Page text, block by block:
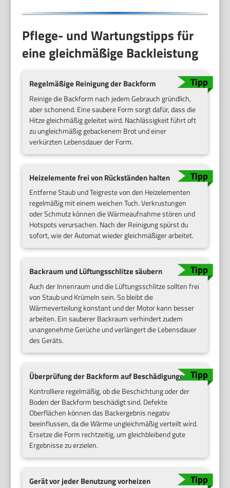
Pflege- und Wartungstipps für
eine gleichmäßige Backleistung
Regelmäßige Reinigung der Backform
Reinige die Backform nach jedem Gebrauch gründlich,
aber schonend. Eine saubere Form sorgt dafür, dass die
Hitze gleichmäßig geleitet wird. Nachlässigkeit führt oft
zu ungleichmäßig gebackenem Brot und einer
verkürzten Lebensdauer der Form.
Heizelemente frei von Rückständen halten
Entferne Staub und Teigreste von den Heizelementen
regelmäßig mit einem weichen Tuch. Verkrustungen
oder Schmutz können die Wärmeaufnahme stören und
Hotspots verursachen. Nach der Reinigung spürst du
sofort, wie der Automat wieder gleichmäßiger arbeitet.
Backraum und Lüftungsschlitze säubern
Auch der Innenraum und die Lüftungsschlitze sollten frei
von Staub und Krümeln sein. So bleibt die
Wärmeverteilung konstant und der Motor kann besser
arbeiten. Ein sauberer Backraum verhindert zudem
unangenehme Gerüche und verlängert die Lebensdauer
des Geräts.
Überprüfung der Backform auf Beschädigungen
Kontrolliere regelmäßig, ob die Beschichtung oder der
Boden der Backform beschädigt sind. Defekte
Oberflächen können das Backergebnis negativ
beeinflussen, da die Wärme ungleichmäßig verteilt wird.
Ersetze die Form rechtzeitig, um gleichbleibend gute
Ergebnisse zu erzielen.
Gerät vor jeder Benutzung vorheizen